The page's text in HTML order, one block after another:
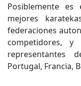
Posiblemente
mejores
federaciones
competidores,
representantes
Portugal, Francia,